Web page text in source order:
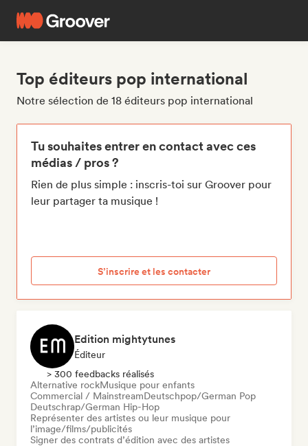
Top éditeurs pop international
Notre sélection de 18 éditeurs pop international
Tu souhaites entrer en contact avec ces
médias / pros ?
Rien de plus simple : inscris-toi sur Groover pour
leur partager ta musique !
S’inscrire et les contacter
Edition mightytunes
Éditeur
> 300 feedbacks réalisés
Alternative rockMusique pour enfants
Commercial / MainstreamDeutschpop/German Pop
Deutschrap/German Hip-Hop
Représenter des artistes ou leur musique pour
l’image/films/publicités
Signer des contrats d’édition avec des artistes